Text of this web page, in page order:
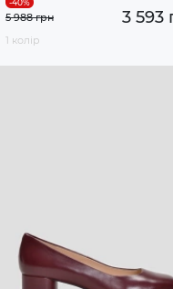
3 593
5 988 грн
1 колір